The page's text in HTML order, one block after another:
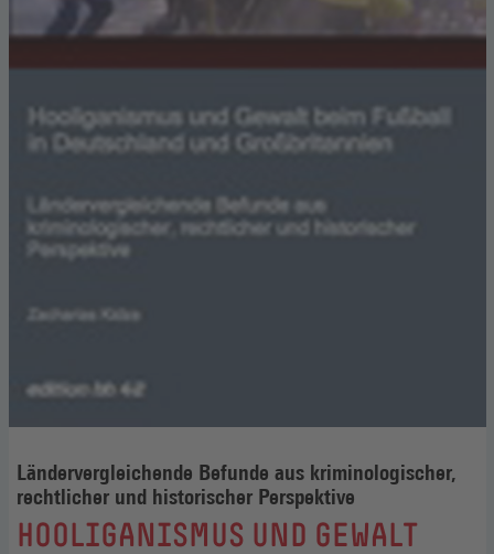
Ländervergleichende Befunde aus kriminologischer,
rechtlicher und historischer Perspektive
:
HOOLIGANISMUS UND GEWALT